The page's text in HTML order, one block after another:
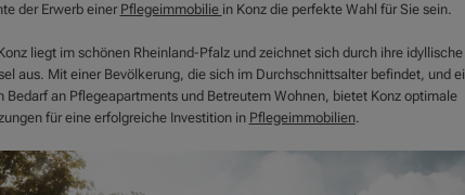
der Erwerb einer Pflegeimmobilie in Konz die perfekte Wahl für Sie sein.
liegt im schönen Rheinland-Pfalz und zeichnet sich durch ihre idyllische
aus. Mit einer Bevölkerung, die sich im Durchschnittsalter befindet, und
Bedarf an Pflegeapartments und Betreutem Wohnen, bietet Konz optimale
für eine erfolgreiche Investition in Pflegeimmobilien.